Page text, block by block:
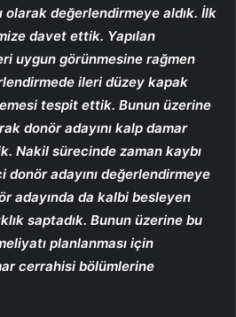
olarak değerlendirmeye aldık. İlk
davet ettik. Yapılan
uygun görünmesine rağmen
ileri düzey kapak
tespit ettik. Bunun üzerine
donör adayını kalp damar
Nakil sürecinde zaman kaybı
donör adayını değerlendirmeye
adayında da kalbi besleyen
saptadık. Bunun üzerine bu
planlanması için
cerrahisi bölümlerine